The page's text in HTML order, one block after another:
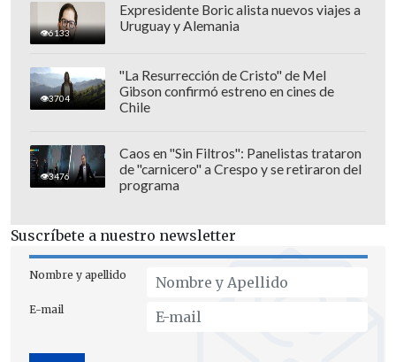
6133
Expresidente Boric alista nuevos viajes a
Uruguay y Alemania
3704
"La Resurrección de Cristo" de Mel
Gibson confirmó estreno en cines de
Chile
3476
Caos en "Sin Filtros": Panelistas trataron
de "carnicero" a Crespo y se retiraron del
programa
Suscríbete a nuestro newsletter
Nombre y apellido
E-mail